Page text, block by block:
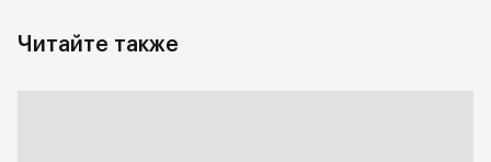
Читайте также